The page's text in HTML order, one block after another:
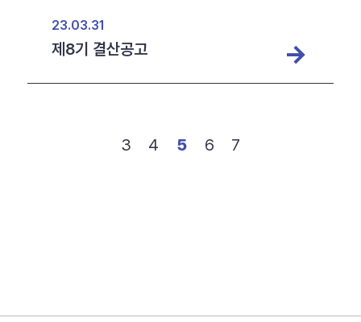
23.03.31
제8기 결산공고
3 4 5 6 7